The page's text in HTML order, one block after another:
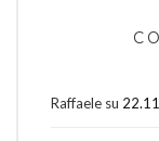
Raffaele su